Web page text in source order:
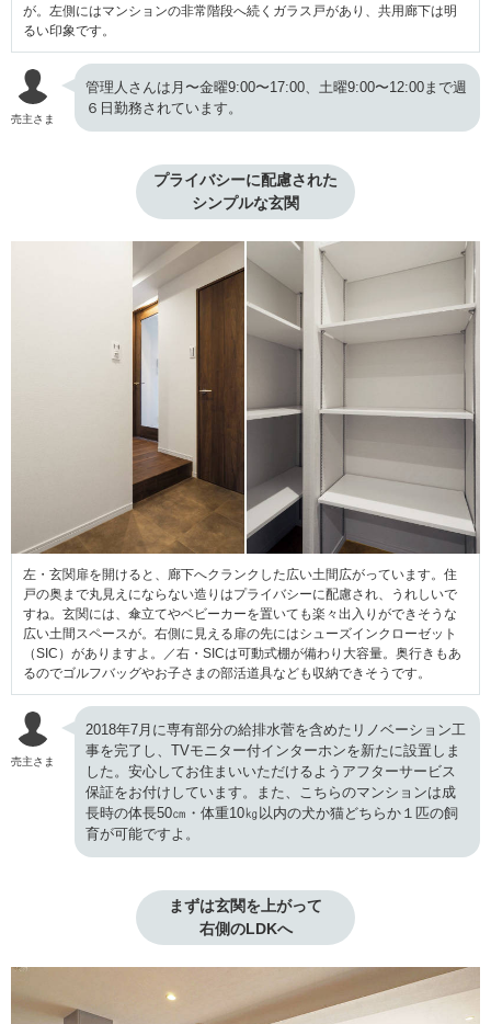
が。左側にはマンションの非常階段へ続くガラス戸があり、共用廊下は明
るい印象です。
売主さま
管理人さんは月〜金曜9:00〜17:00、土曜9:00〜12:00まで週
６日勤務されています。
プライバシーに配慮された
シンプルな玄関
左・玄関扉を開けると、廊下へクランクした広い土間広がっています。住
戸の奥まで丸見えにならない造りはプライバシーに配慮され、うれしいで
すね。玄関には、傘立てやベビーカーを置いても楽々出入りができそうな
広い土間スペースが。右側に見える扉の先にはシューズインクローゼット
（SIC）がありますよ。／右・SICは可動式棚が備わり大容量。奥行きもあ
るのでゴルフバッグやお子さまの部活道具なども収納できそうです。
売主さま
2018年7月に専有部分の給排水菅を含めたリノベーション工
事を完了し、TVモニター付インターホンを新たに設置しま
した。安心してお住まいいただけるようアフターサービス
保証をお付けしています。また、こちらのマンションは成
長時の体長50㎝・体重10㎏以内の犬か猫どちらか１匹の飼
育が可能ですよ。
まずは玄関を上がって
右側のLDKへ